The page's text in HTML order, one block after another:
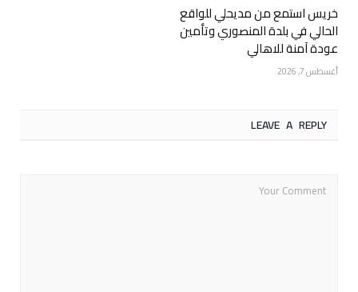
خريس استمع من مديحلي للواقع
الحالي في بلدة المنصوري وتأمين
عودة آمنة للاهالي
أغسطس 7, 2026
LEAVE A REPLY